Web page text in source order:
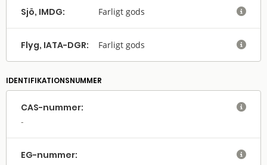
Sjö, IMDG: Farligt gods 
Flyg, IATA-DGR: Farligt gods 
IDENTIFIKATIONSNUMMER
CAS-nummer: 
EG-nummer: 